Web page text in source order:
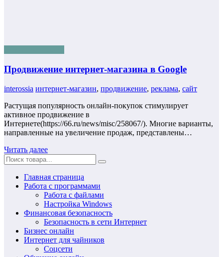
Продвижение интернет-магазина в Google
interossia интернет-магазин, продвижение, реклама, сайт
Растущая популярность онлайн-покупок стимулирует
активное продвижение в
Интернете(https://66.ru/news/misc/258067/). Многие варианты,
направленные на увеличение продаж, представлены…
Читать далее
Главная страница
Работа с программами
Работа с файлами
Настройка Windows
Финансовая безопасность
Безопасность в сети Интернет
Бизнес онлайн
Интернет для чайников
Соцсети